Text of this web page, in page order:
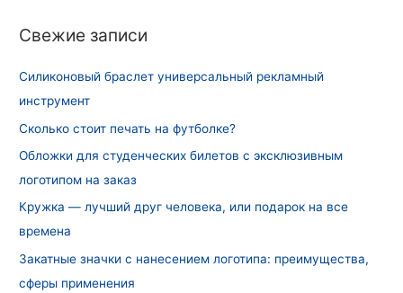
:Свежие записи
Силиконовый браслет универсальный рекламный
инструмент
Сколько стоит печать на футболке?
Обложки для студенческих билетов с эксклюзивным
логотипом на заказ
Кружка — лучший друг человека, или подарок на все
времена
Закатные значки с нанесением логотипа: преимущества,
сферы применения